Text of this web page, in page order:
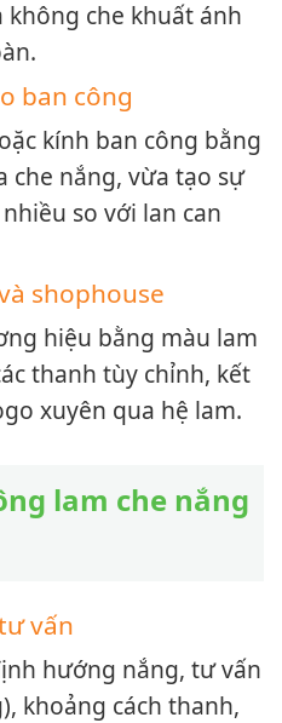
che khuất ánh
ban công
kính ban công bằng
nắng, vừa tạo sự
so với lan can
shophouse
hiệu bằng màu lam
thanh tùy chỉnh, kết
xuyên qua hệ lam.
lam che nắng
vấn
hướng nắng, tư vấn
khoảng cách thanh,